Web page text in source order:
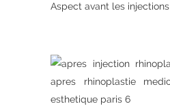
Aspect avant les injections